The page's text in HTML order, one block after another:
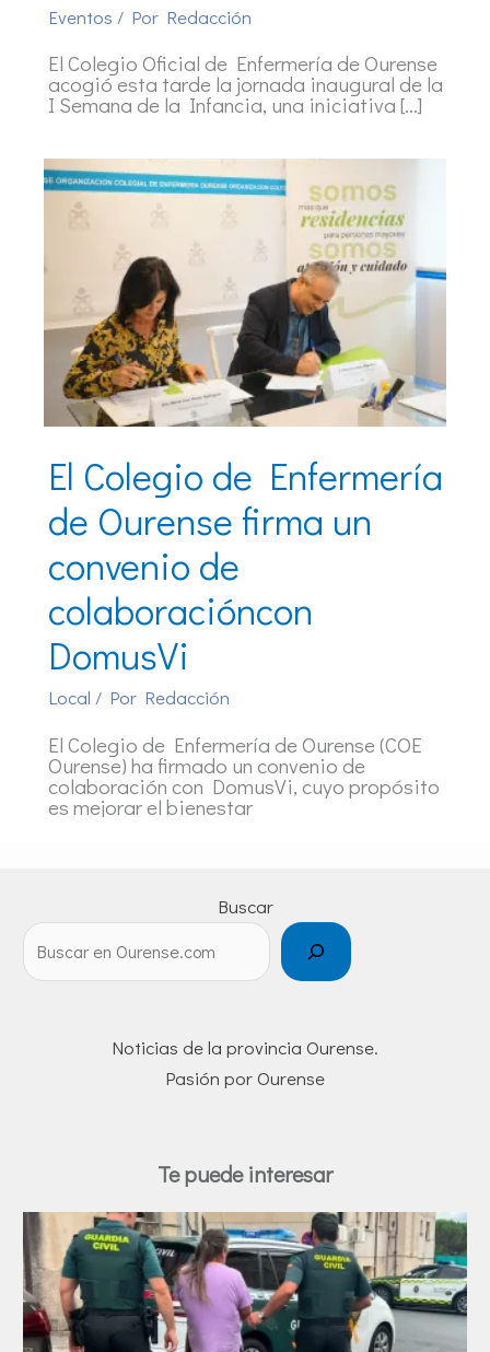
Eventos / Por Redacción
El Colegio Oficial de Enfermería de Ourense
acogió esta tarde la jornada inaugural de la
I Semana de la Infancia, una iniciativa […]
El Colegio de Enfermería
de Ourense firma un
convenio de
colaboracióncon
DomusVi
Local / Por Redacción
El Colegio de Enfermería de Ourense (COE
Ourense) ha firmado un convenio de
colaboración con DomusVi, cuyo propósito
es mejorar el bienestar
Buscar
Noticias de la provincia Ourense.
Pasión por Ourense
Te puede interesar